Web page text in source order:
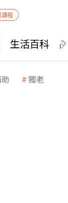
課程
生活百科
獨老